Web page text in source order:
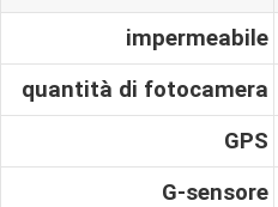
impermeabile
quantità di fotocamera
GPS
G-sensore